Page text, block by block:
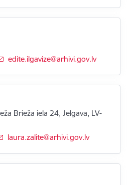
E-pasts:
edite.ilgavize@arhivi.gov.lv
Brieža iela 24, Jelgava, LV-
E-pasts:
laura.zalite@arhivi.gov.lv